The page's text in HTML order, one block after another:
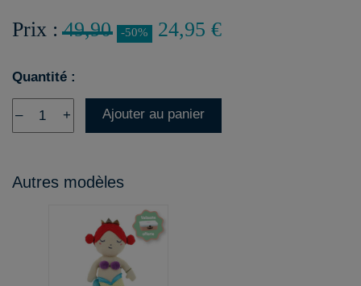
Prix :49,90 -50% 24,95 €
Quantité :
– + Ajouter au panier
Autres modèles